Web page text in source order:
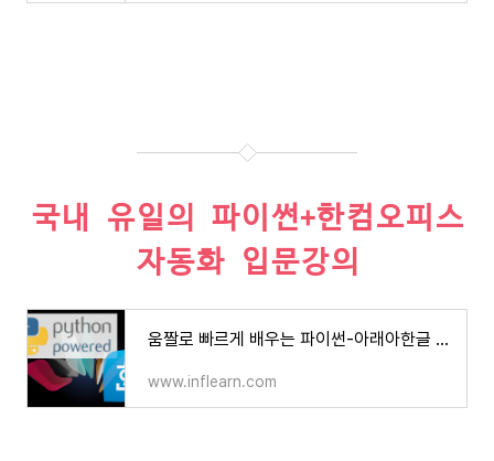
국내 유일의 파이썬+한컴오피스
자동화 입문강의
움짤로 빠르게 배우는 파이썬-아래아한글 자동화 레시피 - 인프런 | 강의
www.inflearn.com